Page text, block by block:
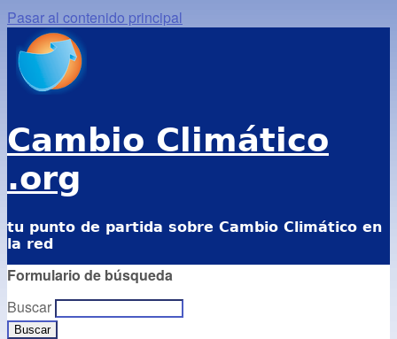
Pasar al contenido principal
Cambio Climático
.org
tu punto de partida sobre Cambio Climático en
la red
Formulario de búsqueda
Buscar